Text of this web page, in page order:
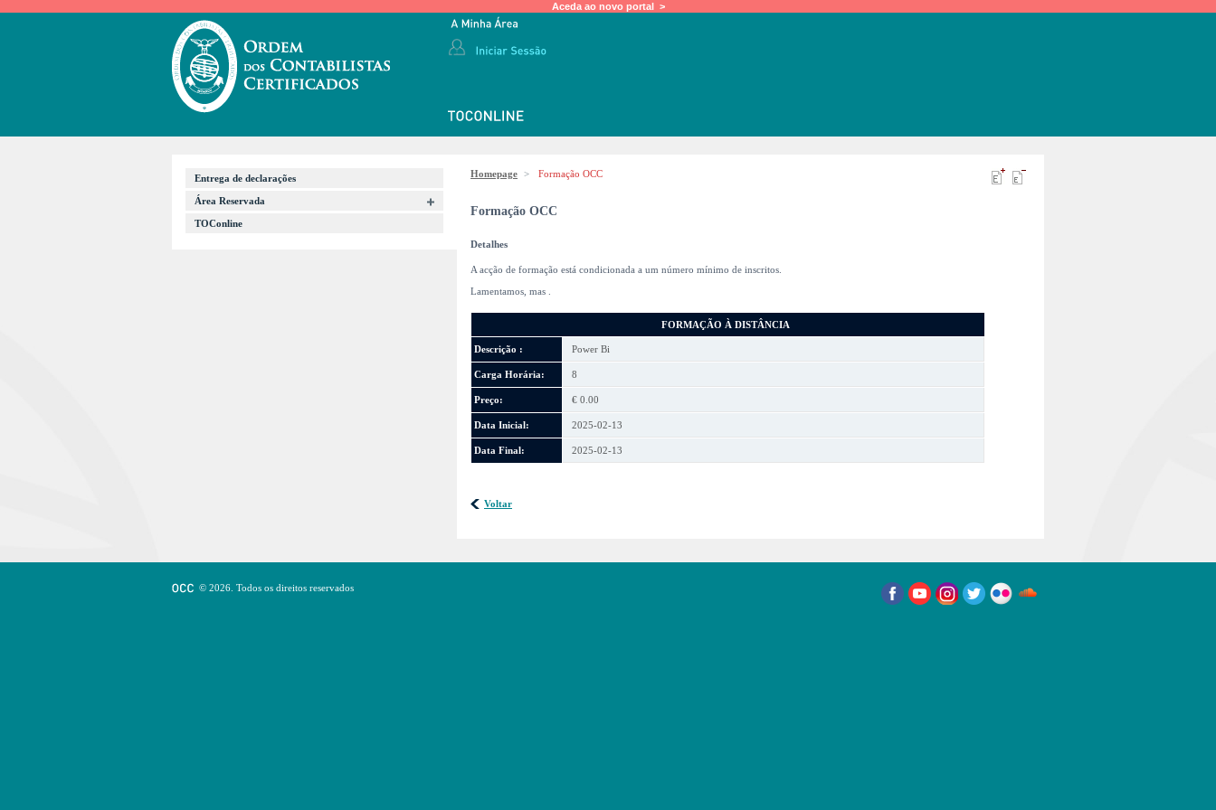
Aceda ao novo portal >
Entrega de declarações
Área Reservada
TOConline
Homepage > Formação OCC
Formação OCC
Detalhes
A acção de formação está condicionada a um número mínimo de inscritos.
Lamentamos, mas
FORMAÇÃO À DISTÂNCIA
Descrição : Power Bi
Carga Horária: 8
Preço: € 0.00
Data Inicial: 2025-02-13
Data Final: 2025-02-13
Voltar
© 2026. Todos os direitos reservados